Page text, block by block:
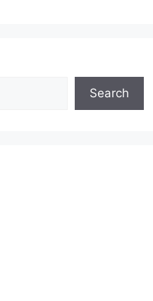
Search